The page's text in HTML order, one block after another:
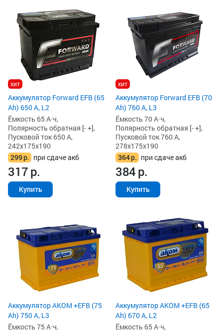
хит
Аккумулятор Forward EFB (65
Ah) 650 А, L2
Ёмкость 65 А·ч,
Полярность обратная [- +],
Пусковой ток 650 А,
242x175x190
299р. при сдаче акб
317р.
Купить
хит
Аккумулятор Forward EFB (70
Ah) 760 А, L3
Ёмкость 70 А·ч,
Полярность обратная [- +],
Пусковой ток 760 А,
278x175x190
364р. при сдаче акб
384р.
Купить
Аккумулятор AKOM +EFB (75
Ah) 750 А, L3
Ёмкость 75 А·ч,
Аккумулятор AKOM +EFB (65
Ah) 670 А, L2
Ёмкость 65 А·ч,